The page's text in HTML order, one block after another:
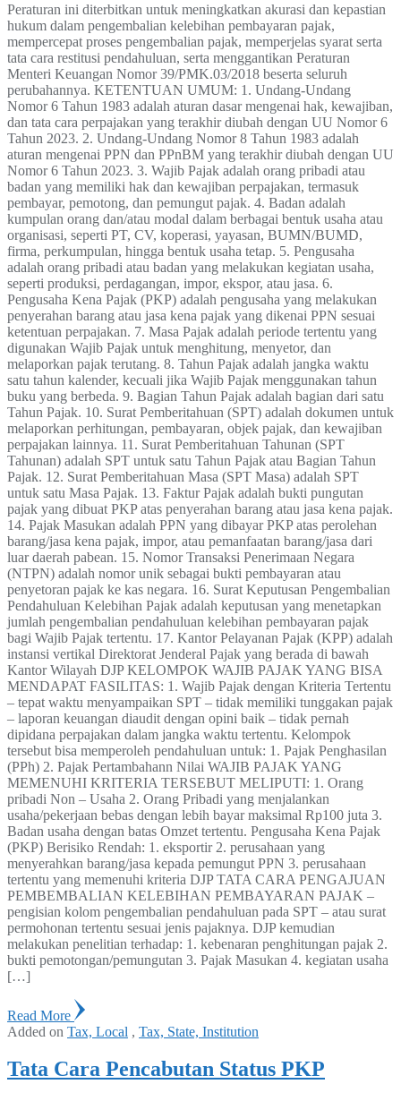
Peraturan ini diterbitkan untuk meningkatkan akurasi dan kepastian
hukum dalam pengembalian kelebihan pembayaran pajak,
mempercepat proses pengembalian pajak, memperjelas syarat serta
tata cara restitusi pendahuluan, serta menggantikan Peraturan
Menteri Keuangan Nomor 39/PMK.03/2018 beserta seluruh
perubahannya. KETENTUAN UMUM: 1. Undang-Undang
Nomor 6 Tahun 1983 adalah aturan dasar mengenai hak, kewajiban,
dan tata cara perpajakan yang terakhir diubah dengan UU Nomor 6
Tahun 2023. 2. Undang-Undang Nomor 8 Tahun 1983 adalah
aturan mengenai PPN dan PPnBM yang terakhir diubah dengan UU
Nomor 6 Tahun 2023. 3. Wajib Pajak adalah orang pribadi atau
badan yang memiliki hak dan kewajiban perpajakan, termasuk
pembayar, pemotong, dan pemungut pajak. 4. Badan adalah
kumpulan orang dan/atau modal dalam berbagai bentuk usaha atau
organisasi, seperti PT, CV, koperasi, yayasan, BUMN/BUMD,
firma, perkumpulan, hingga bentuk usaha tetap. 5. Pengusaha
adalah orang pribadi atau badan yang melakukan kegiatan usaha,
seperti produksi, perdagangan, impor, ekspor, atau jasa. 6.
Pengusaha Kena Pajak (PKP) adalah pengusaha yang melakukan
penyerahan barang atau jasa kena pajak yang dikenai PPN sesuai
ketentuan perpajakan. 7. Masa Pajak adalah periode tertentu yang
digunakan Wajib Pajak untuk menghitung, menyetor, dan
melaporkan pajak terutang. 8. Tahun Pajak adalah jangka waktu
satu tahun kalender, kecuali jika Wajib Pajak menggunakan tahun
buku yang berbeda. 9. Bagian Tahun Pajak adalah bagian dari satu
Tahun Pajak. 10. Surat Pemberitahuan (SPT) adalah dokumen untuk
melaporkan perhitungan, pembayaran, objek pajak, dan kewajiban
perpajakan lainnya. 11. Surat Pemberitahuan Tahunan (SPT
Tahunan) adalah SPT untuk satu Tahun Pajak atau Bagian Tahun
Pajak. 12. Surat Pemberitahuan Masa (SPT Masa) adalah SPT
untuk satu Masa Pajak. 13. Faktur Pajak adalah bukti pungutan
pajak yang dibuat PKP atas penyerahan barang atau jasa kena pajak.
14. Pajak Masukan adalah PPN yang dibayar PKP atas perolehan
barang/jasa kena pajak, impor, atau pemanfaatan barang/jasa dari
luar daerah pabean. 15. Nomor Transaksi Penerimaan Negara
(NTPN) adalah nomor unik sebagai bukti pembayaran atau
penyetoran pajak ke kas negara. 16. Surat Keputusan Pengembalian
Pendahuluan Kelebihan Pajak adalah keputusan yang menetapkan
jumlah pengembalian pendahuluan kelebihan pembayaran pajak
bagi Wajib Pajak tertentu. 17. Kantor Pelayanan Pajak (KPP) adalah
instansi vertikal Direktorat Jenderal Pajak yang berada di bawah
Kantor Wilayah DJP KELOMPOK WAJIB PAJAK YANG BISA
MENDAPAT FASILITAS: 1. Wajib Pajak dengan Kriteria Tertentu
– tepat waktu menyampaikan SPT – tidak memiliki tunggakan pajak
– laporan keuangan diaudit dengan opini baik – tidak pernah
dipidana perpajakan dalam jangka waktu tertentu. Kelompok
tersebut bisa memperoleh pendahuluan untuk: 1. Pajak Penghasilan
(PPh) 2. Pajak Pertambahann Nilai WAJIB PAJAK YANG
MEMENUHI KRITERIA TERSEBUT MELIPUTI: 1. Orang
pribadi Non – Usaha 2. Orang Pribadi yang menjalankan
usaha/pekerjaan bebas dengan lebih bayar maksimal Rp100 juta 3.
Badan usaha dengan batas Omzet tertentu. Pengusaha Kena Pajak
(PKP) Berisiko Rendah: 1. eksportir 2. perusahaan yang
menyerahkan barang/jasa kepada pemungut PPN 3. perusahaan
tertentu yang memenuhi kriteria DJP TATA CARA PENGAJUAN
PEMBEMBALIAN KELEBIHAN PEMBAYARAN PAJAK –
pengisian kolom pengembalian pendahuluan pada SPT – atau surat
permohonan tertentu sesuai jenis pajaknya. DJP kemudian
melakukan penelitian terhadap: 1. kebenaran penghitungan pajak 2.
bukti pemotongan/pemungutan 3. Pajak Masukan 4. kegiatan usaha
[…]
Read More
Added on Tax, Local , Tax, State, Institution
Tata Cara Pencabutan Status PKP